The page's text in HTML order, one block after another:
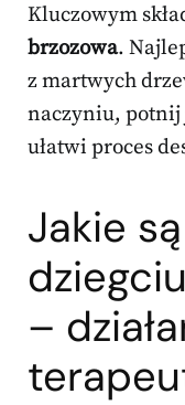
Kluczowym
brzozowa.
z martwych
naczyniu, potnij
ułatwi proces
Jakie
–